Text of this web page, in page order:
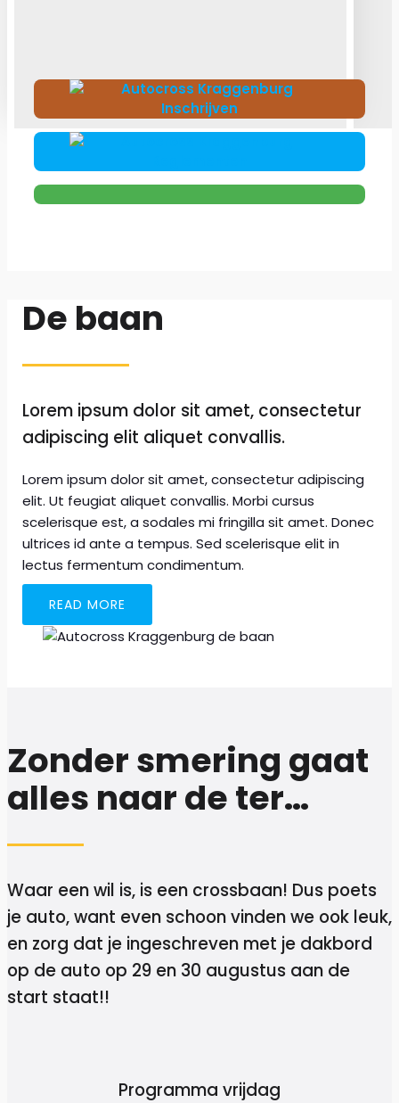
De baan
Lorem ipsum dolor sit amet, consectetur
adipiscing elit aliquet convallis.
Lorem ipsum dolor sit amet, consectetur adipiscing
elit. Ut feugiat aliquet convallis. Morbi cursus
scelerisque est, a sodales mi fringilla sit amet. Donec
ultrices id ante a tempus. Sed scelerisque elit in
lectus fermentum condimentum.
READ MORE
Zonder smering gaat
alles naar de ter…
Waar een wil is, is een crossbaan! Dus poets
je auto, want even schoon vinden we ook leuk,
en zorg dat je ingeschreven met je dakbord
op de auto op 29 en 30 augustus aan de
start staat!!
Programma vrijdag